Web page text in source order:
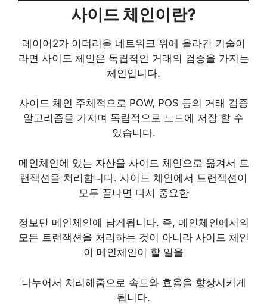
사이드 체인이란?
레이어2가 이더리움 네트워크 위에 올라간 기술이
라면 사이드 체인은 독립적인 거래의 검증을 가지는
체인입니다.
사이드 체인 주체적으로 POW, POS 등의 거래 검증
알고리즘을 가지며 독립적으로 노드에 저장 할 수
있습니다.
메인체인에 있는 자산을 사이드 체인으로 옮겨서 트
랜잭션을 처리합니다. 사이드 체인에서 트랜잭션이
모두 끝나면 다시 중요한
정보만 메인체인에 남게됩니다. 즉, 메인체인에서의
모든 트랜잭션을 처리하는 것이 아니라 사이드 체인
이 메인체인이 할 일을
나누어서 처리해줌으로 속도와 효율을 향상시키게
됩니다.